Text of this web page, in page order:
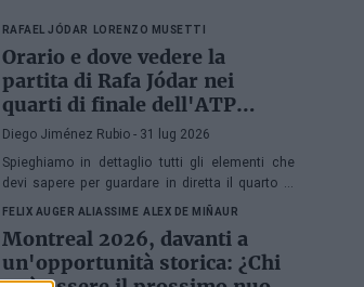
RAFAEL JÓDAR LORENZO MUSETTI
Orario e dove vedere la
partita di Rafa Jódar nei
quarti di finale dell'ATP
Washington 2026 contro
Musetti
Diego Jiménez Rubio- 31 lug 2026
Spieghiamo in dettaglio tutti gli elementi che
devi sapere per guardare in diretta il quarto di
finale dell'ATP 500 a Washington 2026 tra Rafa
FELIX AUGER ALIASSIME ALEX DE MIÑAUR
Montreal 2026, davanti a
un'opportunità storica: ¿Chi